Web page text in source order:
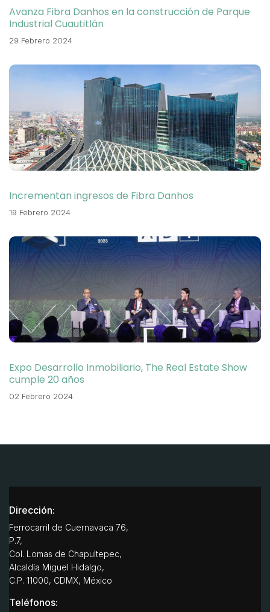
Avanza Fibra Danhos en la construcción de Parque
Industrial Cuautitlán
29 Febrero 2024
Incrementan ingresos de Fibra Danhos
19 Febrero 2024
Expo Desarrollo Inmobiliario, The Real Estate Show
cumple 20 años
02 Febrero 2024
Dirección:
Ferrocarril de Cuernavaca 76,
P.7,
Col. Lomas de Chapultepec,
Alcaldía Miguel Hidalgo,
C.P. 11000, CDMX, México
Teléfonos: